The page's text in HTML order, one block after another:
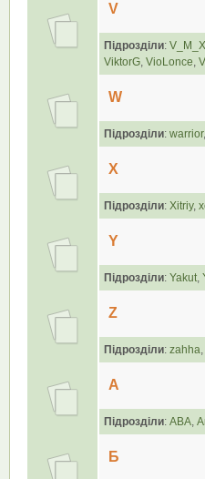
V
Підрозділи: V_M_X
ViktorG, VioLonce,
W
Підрозділи: warrior,
X
Підрозділи: Xitriy,
Y
Підрозділи: Yakut,
Z
Підрозділи: zahha,
А
Підрозділи: АВА,
Б